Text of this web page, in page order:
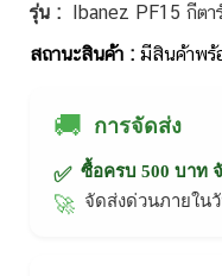
รุ่น : Ibanez PF15 กีตา
สถานะสินค้า : มีสินค้าพร้
🚚 การจัดส่ง
✅ ซื้อครบ 500 บาท
🚀 จัดส่งด่วนภายใ